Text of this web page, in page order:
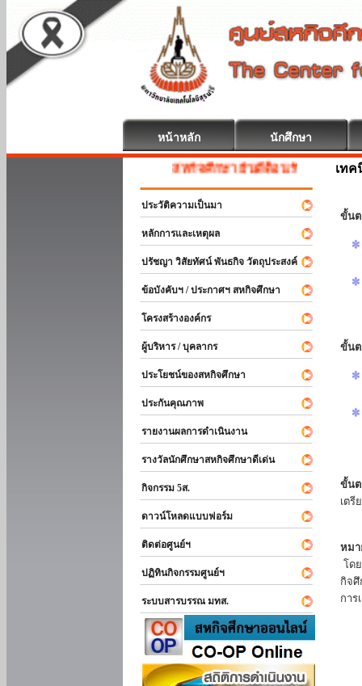
หน้าหลัก นักศึกษา
สหกิจศึกษา ยินดีต้อนรับ
ประวัติความเป็นมา
หลักการและเหตุผล
ปรัชญา วิสัยทัศน์ พันธกิจ วัตถุประสงค์
ข้อบังคับฯ / ประกาศฯ สหกิจศึกษา
โครงสร้างองค์กร
ผู้บริหาร / บุคลากร
ประโยชน์ของสหกิจศึกษา
ประกันคุณภาพ
รายงานผลการดำเนินงาน
รางวัลนักศึกษาสหกิจศึกษาดีเด่น
กิจกรรม 5ส.
ดาวน์โหลดแบบฟอร์ม
ติดต่อศูนย์ฯ
ปฏิทินกิจกรรมศูนย์ฯ
ระบบสารบรรณ มทส.
เทค
ขั้นต
ขั้นต
ขั้น
เตรี
หมา
โด
กิจ
การ